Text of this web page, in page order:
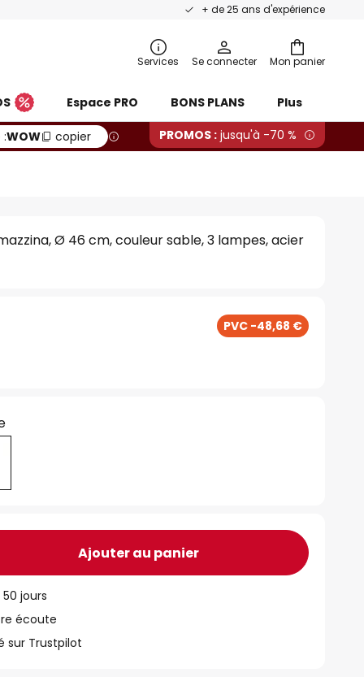
+ de 25 ans d'expérience
Mon panier
Services Se connecter
Espace PRO BONS PLANS Plus
WOW copier PROMOS : jusqu'à -70 %
Ø 46 cm, couleur sable, 3 lampes, acier
PVC -48,68 €
Ajouter au panier
jours
écoute
sur Trustpilot